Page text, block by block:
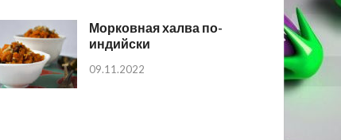
Морковная халва по-
индийски
09.11.2022